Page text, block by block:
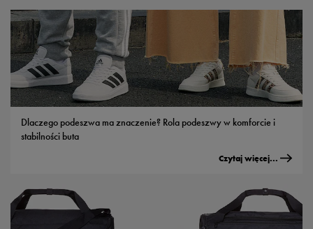
Dlaczego podeszwa ma znaczenie? Rola podeszwy w komforcie i
stabilności buta
Czytaj więcej...